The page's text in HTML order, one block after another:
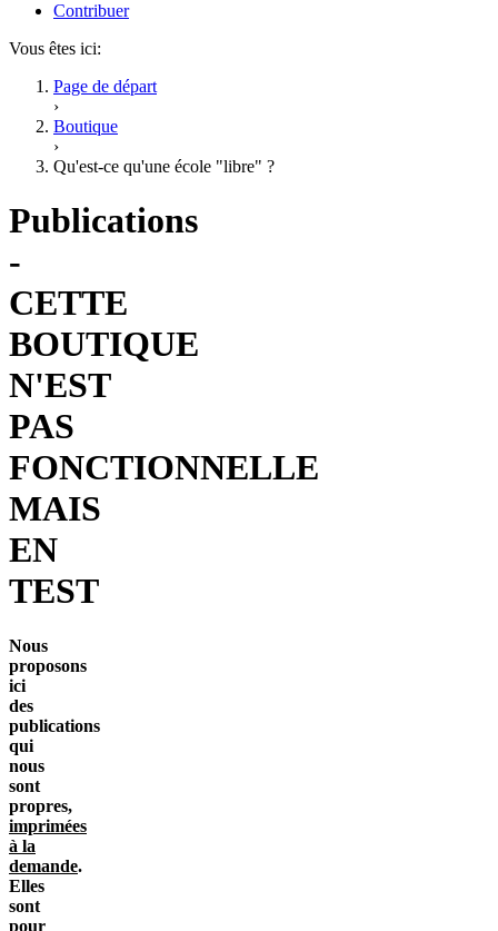
Contribuer
Vous êtes ici:
Page de départ
›
Boutique
›
Qu'est-ce qu'une école "libre" ?
Publications
-
CETTE
BOUTIQUE
N'EST
PAS
FONCTIONNELLE
MAIS
EN
TEST
Nous
proposons
ici
des
publications
qui
nous
sont
propres,
imprimées
à la
demande.
Elles
sont
pour